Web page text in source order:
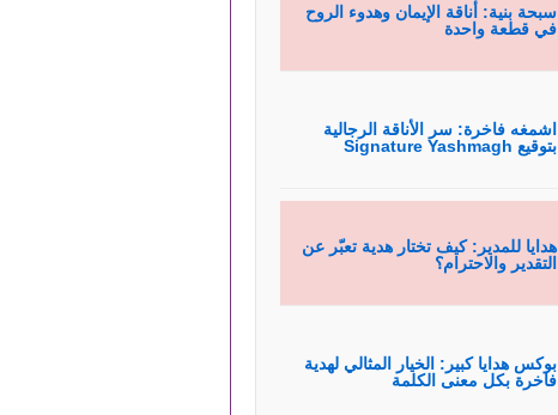
سبحة بنية: أناقة الإيمان وهدوء الروح
في قطعة واحدة
اشمغه فاخرة: سر الأناقة الرجالية
بتوقيع Signature Yashmagh
هدايا للمدير: كيف تختار هدية تعبّر عن
التقدير والاحترام؟
بوكس هدايا كبير: الخيار المثالي لهدية
فاخرة بكل معنى الكلمة